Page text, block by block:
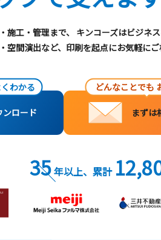
施工・管理まで、 キンコーズはビジネス
空間演出など、印刷を起点にお気軽にご
わかる
ンロード
どんなことでも
まずは
35年以上、累計